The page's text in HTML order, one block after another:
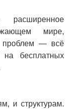
мире,
проблем — всё
бесплатных
и структурам.